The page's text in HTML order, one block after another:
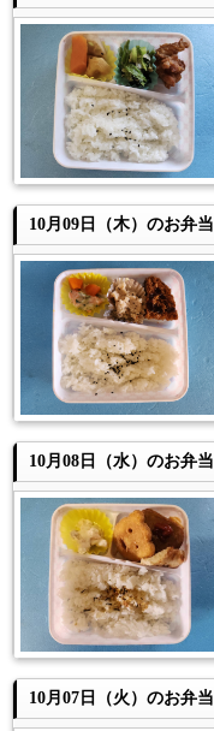
10月09日（木）のお弁当
10月08日（水）のお弁当
10月07日（火）のお弁当